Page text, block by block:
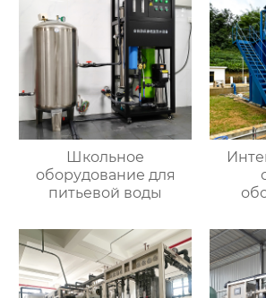
Школьное
оборудование для
питьевой воды